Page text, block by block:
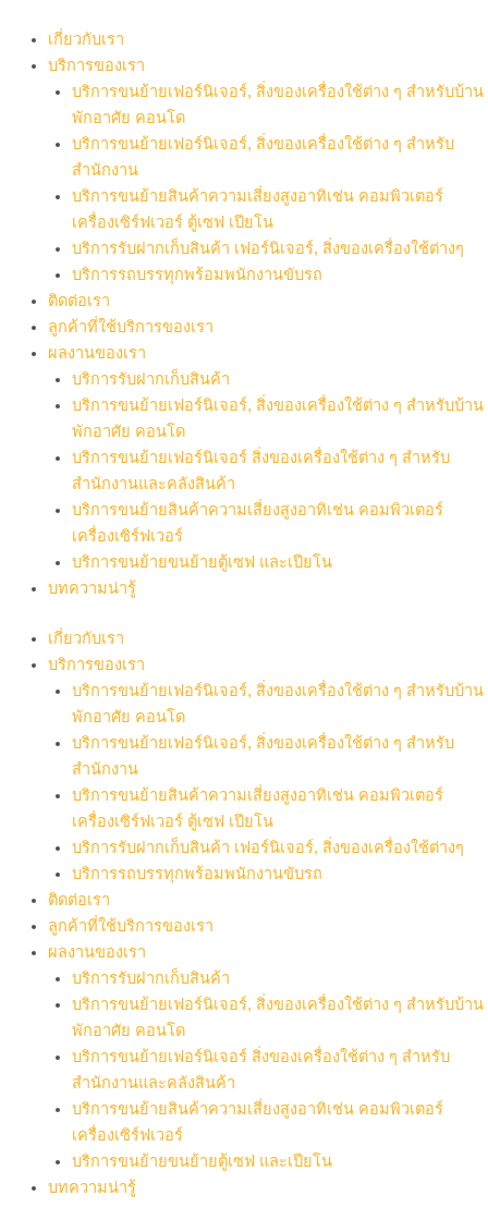
content
เกี่ยวกับเรา
บริการของเรา
บริการขนย้ายเฟอร์นิเจอร์, สิ่งของเครื่องใช้ต่าง ๆ สำหรับบ้าน
พักอาศัย คอนโด
บริการขนย้ายเฟอร์นิเจอร์, สิ่งของเครื่องใช้ต่าง ๆ สำหรับ
สำนักงาน
บริการขนย้ายสินค้าความเสี่ยงสูงอาทิเช่น คอมพิวเตอร์
เครื่องเซิร์ฟเวอร์ ตู้เซฟ เปียโน
บริการรับฝากเก็บสินค้า เฟอร์นิเจอร์, สิ่งของเครื่องใช้ต่างๆ
บริการรถบรรทุกพร้อมพนักงานขับรถ
ติดต่อเรา
ลูกค้าที่ใช้บริการของเรา
ผลงานของเรา
บริการรับฝากเก็บสินค้า
บริการขนย้ายเฟอร์นิเจอร์, สิ่งของเครื่องใช้ต่าง ๆ สำหรับบ้าน
พักอาศัย คอนโด
บริการขนย้ายเฟอร์นิเจอร์ สิ่งของเครื่องใช้ต่าง ๆ สำหรับ
สำนักงานและคลังสินค้า
บริการขนย้ายสินค้าความเสี่ยงสูงอาทิเช่น คอมพิวเตอร์
เครื่องเซิร์ฟเวอร์
บริการขนย้ายขนย้ายตู้เซฟ และเปียโน
บทความน่ารู้
เกี่ยวกับเรา
บริการของเรา
บริการขนย้ายเฟอร์นิเจอร์, สิ่งของเครื่องใช้ต่าง ๆ สำหรับบ้าน
พักอาศัย คอนโด
บริการขนย้ายเฟอร์นิเจอร์, สิ่งของเครื่องใช้ต่าง ๆ สำหรับ
สำนักงาน
บริการขนย้ายสินค้าความเสี่ยงสูงอาทิเช่น คอมพิวเตอร์
เครื่องเซิร์ฟเวอร์ ตู้เซฟ เปียโน
บริการรับฝากเก็บสินค้า เฟอร์นิเจอร์, สิ่งของเครื่องใช้ต่างๆ
บริการรถบรรทุกพร้อมพนักงานขับรถ
ติดต่อเรา
ลูกค้าที่ใช้บริการของเรา
ผลงานของเรา
บริการรับฝากเก็บสินค้า
บริการขนย้ายเฟอร์นิเจอร์, สิ่งของเครื่องใช้ต่าง ๆ สำหรับบ้าน
พักอาศัย คอนโด
บริการขนย้ายเฟอร์นิเจอร์ สิ่งของเครื่องใช้ต่าง ๆ สำหรับ
สำนักงานและคลังสินค้า
บริการขนย้ายสินค้าความเสี่ยงสูงอาทิเช่น คอมพิวเตอร์
เครื่องเซิร์ฟเวอร์
บริการขนย้ายขนย้ายตู้เซฟ และเปียโน
บทความน่ารู้